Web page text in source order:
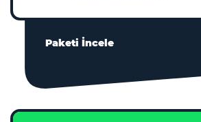
Paketi İncele